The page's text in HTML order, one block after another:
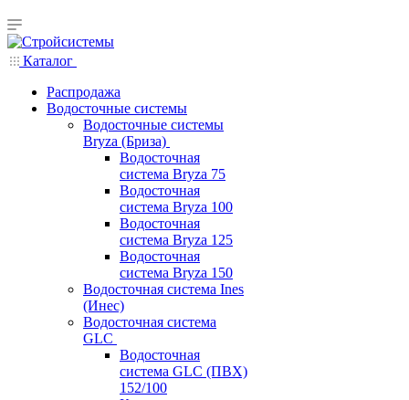
Каталог
Распродажа
Водосточные системы
Водосточные системы
Bryza (Бриза)
Водосточная
система Bryza 75
Водосточная
система Bryza 100
Водосточная
система Bryza 125
Водосточная
система Bryza 150
Водосточная система Ines
(Инес)
Водосточная система
GLC
Водосточная
система GLC (ПВХ)
152/100